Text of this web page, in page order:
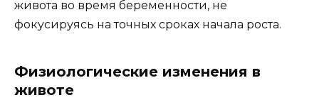
живота во время беременности, не
фокусируясь на точных сроках начала роста.
Физиологические изменения в
животе